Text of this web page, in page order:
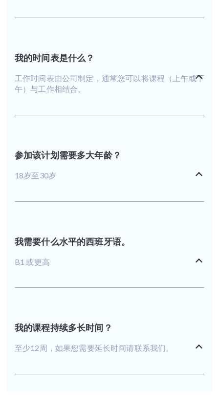
我的时间表是什么？
工作时间表由公司制定，通常您可以将课程（上午或下
午）与工作相结合。
参加该计划需要多大年龄？
18岁至30岁
我需要什么水平的西班牙语。
B1 或更高
我的课程持续多长时间？
至少12周，如果您需要延长时间请联系我们。